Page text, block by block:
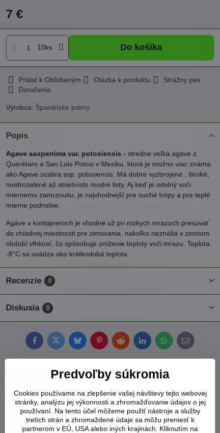
7 €
10ks Do košíka
Pridať k Obľúbeným Otázka k produktu
Strážny pes
Doručenia
Výrobca: Španielske palmy
Popis
Agave aasperrima var. potosiensis - stredne veľká agáve z
Querétaro a San Luis Potosi v Mexiku, ktorá je možno viac známa
ako Agave scabra ssp. potosiensis. Má dobre vyzbrojené , široké,
modrozelené až striebristo modré listy. Aj keď je odolný voči
miernemu zamrznutiu, je najvhodnejší pre suché trópy a pre teplé
mierne podnebie.
Agáve v kontajneroch je vhodné už pri nízkych mrazoch presúvať
do chladnej miestnosti pre zimovanie, nakoľko neznáša v zimnom
období vlhkosť, čo spôsobuje zníženie teploty voči mrazu. Teplota
-8°C sa uvádza ako krátkodobá teplota.
Recenzie 0
Diskusia 0
FacebookTwitterBlueskyPinterestRedditLinkedInWhatsApp
E-
mail
TERMÍNY VYKLÁDOK tovaru -
Španielsko, Taliansko, Holandsko v
exotickej záhrade TUMA - Bánovce nad
Bebravou:
Predvoľby súkromia
Cookies používame na zlepšenie vašej návštevy tejto webovej
stránky, analýzu jej výkonnosti a zhromažďovanie údajov o jej
používaní. Na tento účel môžeme použiť nástroje a služby
tretích strán a zhromaždené údaje sa môžu preniesť k
partnerom v EÚ, USA alebo iných krajinách. Kliknutím na